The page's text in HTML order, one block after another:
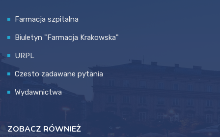
Farmacja szpitalna
Biuletyn "Farmacja Krakowska"
URPL
Czesto zadawane pytania
Wydawnictwa
ZOBACZ RÓWNIEŻ